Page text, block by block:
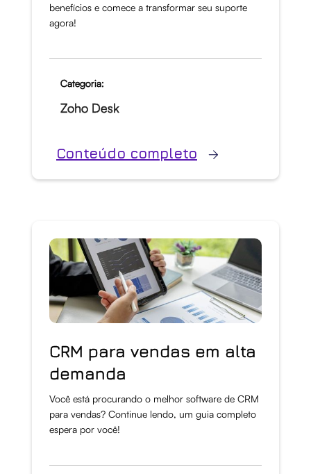
benefícios e comece a transformar seu suporte
agora!
Categoria:
Zoho Desk
Conteúdo completo
CRM para vendas em alta
demanda
Você está procurando o melhor software de CRM
para vendas? Continue lendo, um guia completo
espera por você!